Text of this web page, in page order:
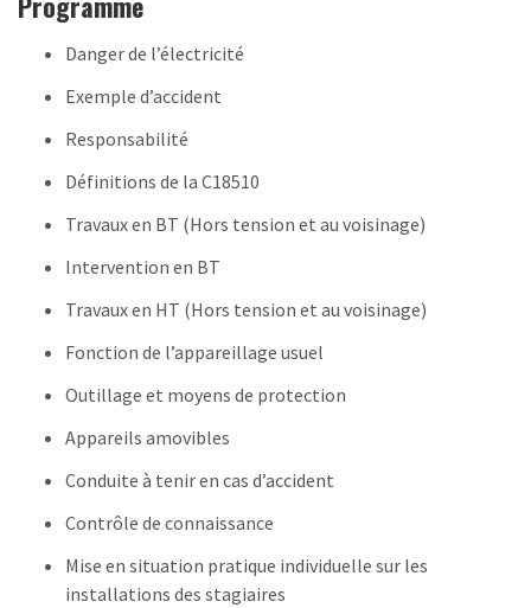
Danger de l’électricité
Exemple d’accident
Responsabilité
Définitions de la C18510
Travaux en BT (Hors tension et au voisinage)
Intervention en BT
Travaux en HT (Hors tension et au voisinage)
Fonction de l’appareillage usuel
Outillage et moyens de protection
Appareils amovibles
Conduite à tenir en cas d’accident
Contrôle de connaissance
Mise en situation pratique individuelle sur les
installations des stagiaires